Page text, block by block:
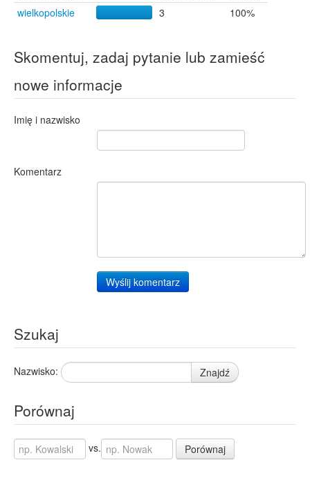
wielkopolskie
3 100%
Skomentuj, zadaj pytanie lub zamieść
nowe informacje
Imię i nazwisko
Komentarz
Wyślij komentarz
Szukaj
Nazwisko: Znajdź
Porównaj
vs. Porównaj